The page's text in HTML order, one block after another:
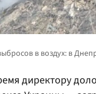
директору